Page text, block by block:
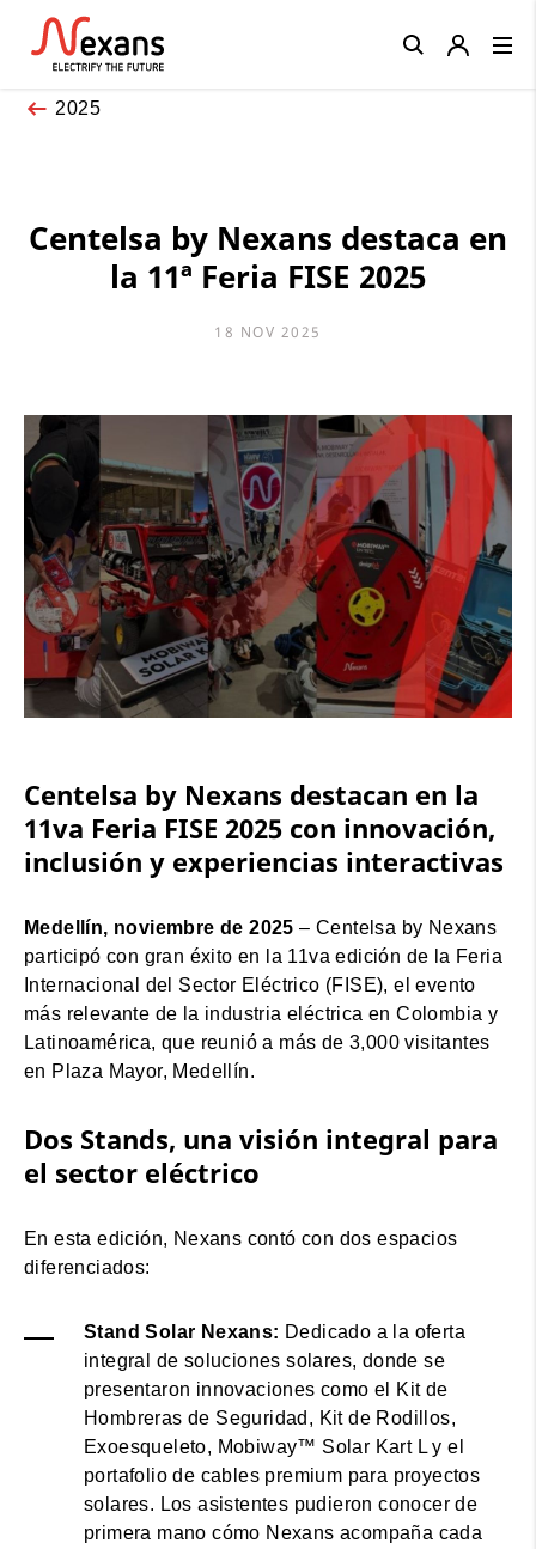
2025
Centelsa by Nexans destaca en
la 11ª Feria FISE 2025
18 NOV 2025
Centelsa by Nexans destacan en la
11va Feria FISE 2025 con innovación,
inclusión y experiencias interactivas
Medellín, noviembre de 2025 – Centelsa by Nexans
participó con gran éxito en la 11va edición de la Feria
Internacional del Sector Eléctrico (FISE), el evento
más relevante de la industria eléctrica en Colombia y
Latinoamérica, que reunió a más de 3,000 visitantes
en Plaza Mayor, Medellín.
Dos Stands, una visión integral para
el sector eléctrico
En esta edición, Nexans contó con dos espacios
diferenciados:
Stand Solar Nexans: Dedicado a la oferta
integral de soluciones solares, donde se
presentaron innovaciones como el Kit de
Hombreras de Seguridad, Kit de Rodillos,
Exoesqueleto, Mobiway™ Solar Kart L y el
portafolio de cables premium para proyectos
solares. Los asistentes pudieron conocer de
primera mano cómo Nexans acompaña cada
Close